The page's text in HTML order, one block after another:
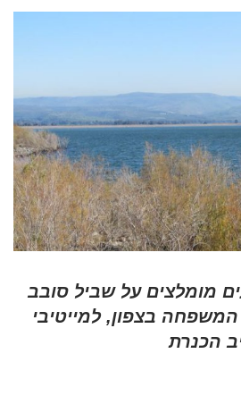
מומלצים על שביל סובב
המשפחה בצפון, למייטיבי
הכנרת